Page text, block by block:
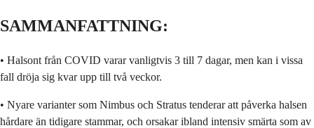
SAMMANFATTNING:
• Halsont från COVID varar vanligtvis 3 till 7 dagar, men kan i vissa
fall dröja sig kvar upp till två veckor.
• Nyare varianter som Nimbus och Stratus tenderar att påverka halsen
hårdare än tidigare stammar, och orsakar ibland intensiv smärta som av